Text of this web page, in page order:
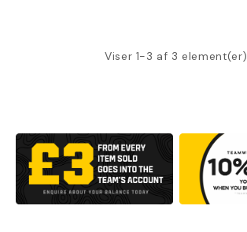
Viser 1-3 af 3 element(er)